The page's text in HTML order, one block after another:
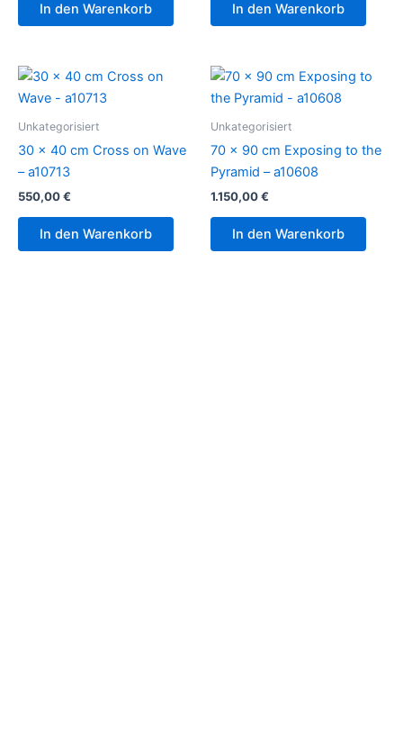
In den Warenkorb In den Warenkorb
Unkategorisiert
30 x 40 cm Cross on Wave
– a10713
550,00€
In den Warenkorb
Unkategorisiert
70 x 90 cm Exposing to the
Pyramid – a10608
1.150,00€
In den Warenkorb